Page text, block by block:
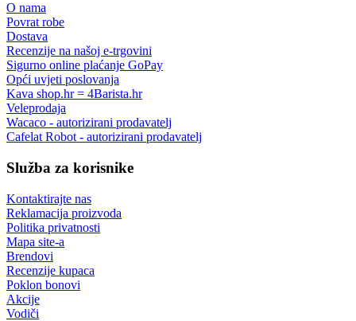
O nama
Povrat robe
Dostava
Recenzije na našoj e-trgovini
Sigurno online plaćanje GoPay
Opći uvjeti poslovanja
Kava shop.hr = 4Barista.hr
Veleprodaja
Wacaco - autorizirani prodavatelj
Cafelat Robot - autorizirani prodavatelj
Služba za korisnike
Kontaktirajte nas
Reklamacija proizvoda
Politika privatnosti
Mapa site-a
Brendovi
Recenzije kupaca
Poklon bonovi
Akcije
Vodiči